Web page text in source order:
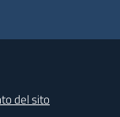
del sito